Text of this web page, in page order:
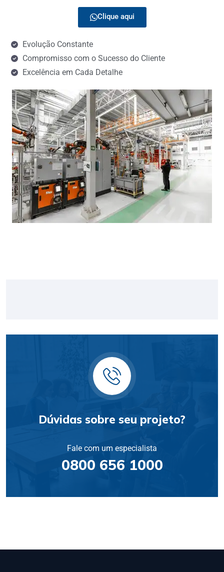
Clique aqui
Evolução Constante
Compromisso com o Sucesso do Cliente
Excelência em Cada Detalhe
Dúvidas sobre seu projeto?
Fale com um especialista
0800 656 1000